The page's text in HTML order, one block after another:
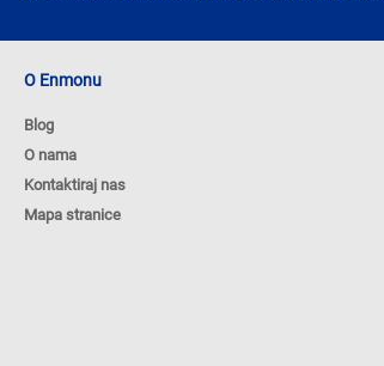
O Enmonu
Blog
O nama
Kontaktiraj nas
Mapa stranice